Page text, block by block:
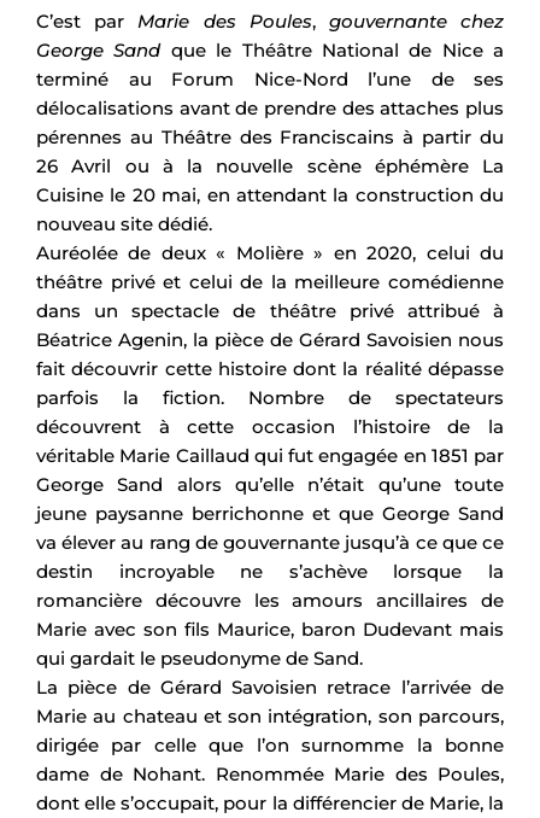
C’est parMarie des Poules, gouvernante chez
George Sand que le Théâtre National de Nice a
terminé au Forum Nice-Nord l’une de ses
délocalisations avant de prendre des attaches plus
pérennes au Théâtre des Franciscains à partir du
26 Avril ou à la nouvelle scène éphémère La
Cuisine le 20 mai, en attendant la construction du
nouveau site dédié.
Auréolée de deux « Molière » en 2020, celui du
théâtre privé et celui de la meilleure comédienne
dans un spectacle de théâtre privé attribué à
Béatrice Agenin, la pièce de Gérard Savoisien nous
fait découvrir cette histoire dont la réalité dépasse
parfois la fiction. Nombre de spectateurs
découvrent à cette occasion l’histoire de la
véritable Marie Caillaud qui fut engagée en 1851 par
George Sand alors qu’elle n’était qu’une toute
jeune paysanne berrichonne et que George Sand
va élever au rang de gouvernante jusqu’à ce que ce
destin incroyable ne s’achève lorsque la
romancière découvre les amours ancillaires de
Marie avec son fils Maurice, baron Dudevant mais
qui gardait le pseudonyme de Sand.
La pièce de Gérard Savoisien retrace l’arrivée de
Marie au chateau et son intégration, son parcours,
dirigée par celle que l’on surnomme la bonne
dame de Nohant. Renommée Marie des Poules,
dont elle s’occupait, pour la différencier de Marie, la